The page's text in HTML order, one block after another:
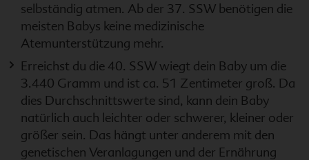
selbständig atmen. Ab der 37. SSW benötigen die
meisten Babys keine medizinische
Atemunterstützung mehr.
Erreichst du die 40. SSW wiegt dein Baby um die
3.440 Gramm und ist ca. 51 Zentimeter groß. Da
dies Durchschnittswerte sind, kann dein Baby
natürlich auch leichter oder schwerer, kleiner oder
größer sein. Das hängt unter anderem mit den
genetischen Veranlagungen und der Ernährung